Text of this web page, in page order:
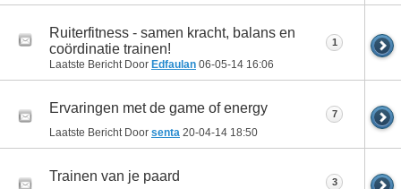
Ruiterfitness - samen kracht, balans en
coördinatie trainen!
Laatste Bericht Door Edfaulan 06-05-14 16:06
1
Ervaringen met de game of energy
Laatste Bericht Door senta 20-04-14 18:50
7
Trainen van je paard 3